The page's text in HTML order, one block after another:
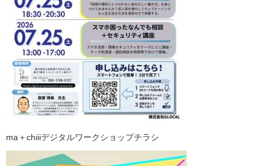
ma＋chiiiデジタルワークショップチラシ